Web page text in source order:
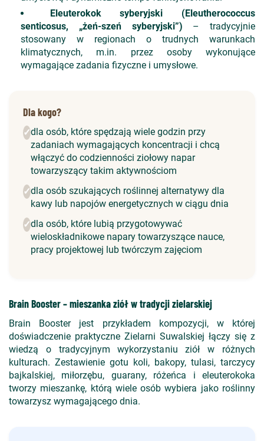
Eleuterokok syberyjski (Eleutherococcus
senticosus, „żeń-szeń syberyjski”) – tradycyjnie
stosowany w regionach o trudnych warunkach
klimatycznych, m.in. przez osoby wykonujące
wymagające zadania fizyczne i umysłowe.
Dla kogo?
✓dla osób, które spędzają wiele godzin przy
zadaniach wymagających koncentracji i chcą
włączyć do codzienności ziołowy napar
towarzyszący takim aktywnościom
✓dla osób szukających roślinnej alternatywy dla
kawy lub napojów energetycznych w ciągu dnia
✓dla osób, które lubią przygotowywać
wieloskładnikowe napary towarzyszące nauce,
pracy projektowej lub twórczym zajęciom
Brain Booster – mieszanka ziół w tradycji zielarskiej
Brain Booster jest przykładem kompozycji, w której
doświadczenie praktyczne Zielarni Suwalskiej łączy się z
wiedzą o tradycyjnym wykorzystaniu ziół w różnych
kulturach. Zestawienie gotu koli, bakopy, tulasi, tarczycy
bajkalskiej, miłorzębu, guarany, różeńca i eleuterokoka
tworzy mieszankę, którą wiele osób wybiera jako roślinny
towarzysz wymagającego dnia.